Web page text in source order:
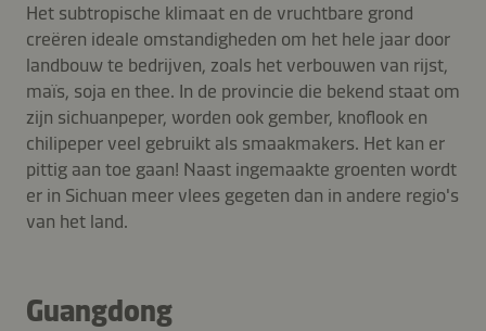
Het subtropische klimaat en de vruchtbare grond
creëren ideale omstandigheden om het hele jaar door
landbouw te bedrijven, zoals het verbouwen van rijst,
maïs, soja en thee. In de provincie die bekend staat om
zijn sichuanpeper, worden ook gember, knoflook en
chilipeper veel gebruikt als smaakmakers. Het kan er
pittig aan toe gaan! Naast ingemaakte groenten wordt
er in Sichuan meer vlees gegeten dan in andere regio's
van het land.
Guangdong